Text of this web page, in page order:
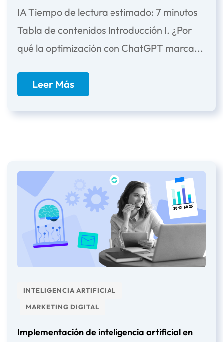
IA Tiempo de lectura estimado: 7 minutos
Tabla de contenidos Introducción I. ¿Por
qué la optimización con ChatGPT marca...
Leer Más
INTELIGENCIA ARTIFICIAL
MARKETING DIGITAL
Implementación de inteligencia artificial en